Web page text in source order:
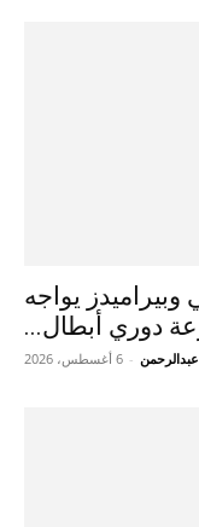
يواجه
دوري أبطال...
- 6 أغسطس، 2026